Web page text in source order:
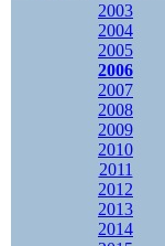
2003
2004
2005
2006
2007
2008
2009
2010
2011
2012
2013
2014